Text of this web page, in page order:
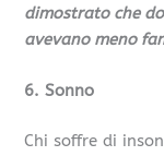
dimostrato che
avevano meno
6. Sonno
Chi soffre di